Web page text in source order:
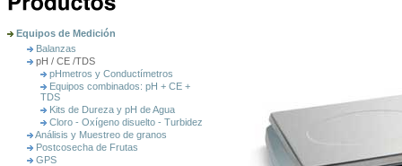
Equipos de Medición
Balanzas
pH / CE /TDS
pHmetros y Conductí­metros
Equipos combinados: pH + CE +
TDS
Kits de Dureza y pH de Agua
Cloro - Oxígeno disuelto - Turbidez
Análisis y Muestreo de granos
Postcosecha de Frutas
GPS